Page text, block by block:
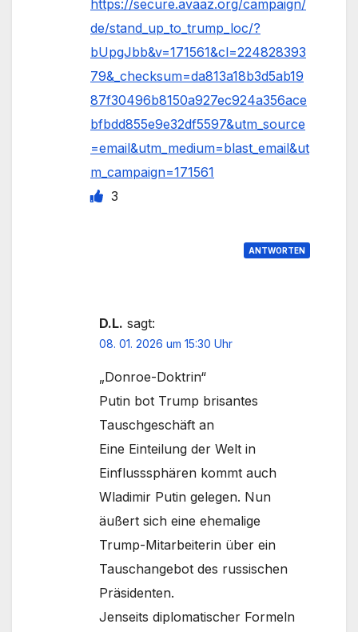
https://secure.avaaz.org/campaign/
de/stand_up_to_trump_loc/?
bUpgJbb&v=171561&cl=224828393
79&_checksum=da813a18b3d5ab19
87f30496b8150a927ec924a356ace
bfbdd855e9e32df5597&utm_source
=email&utm_medium=blast_email&ut
m_campaign=171561
3
ANTWORTEN
D.L. sagt:
08. 01. 2026 um 15:30 Uhr
„Donroe-Doktrin“
Putin bot Trump brisantes
Tauschgeschäft an
Eine Einteilung der Welt in
Einflusssphären kommt auch
Wladimir Putin gelegen. Nun
äußert sich eine ehemalige
Trump-Mitarbeiterin über ein
Tauschangebot des russischen
Präsidenten.
Jenseits diplomatischer Formeln